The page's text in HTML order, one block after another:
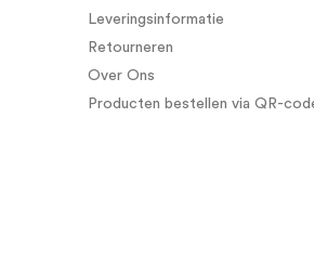
Leveringsinformatie
Retourneren
Over Ons
Producten bestellen via QR-